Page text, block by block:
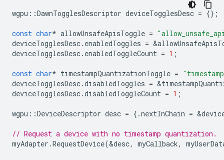
wgpu ::DawnTogglesDescriptor deviceTogglesDesc = {};
const char* allowUnsafeApisToggle =
deviceTogglesDesc. enabledToggles = &
deviceTogglesDesc. enabledToggleCount = 1 ;
const char* timestampQuantizationToggle =
deviceTogglesDesc.disabledToggles = &
deviceTogglesDesc.disabledToggleCount = 1 ;
wgpu ::DeviceDescriptor desc = {.nextInChain = &
// Request a device with no timestamp quantization.
myAdapter .RequestDevice(&desc, myCallback,